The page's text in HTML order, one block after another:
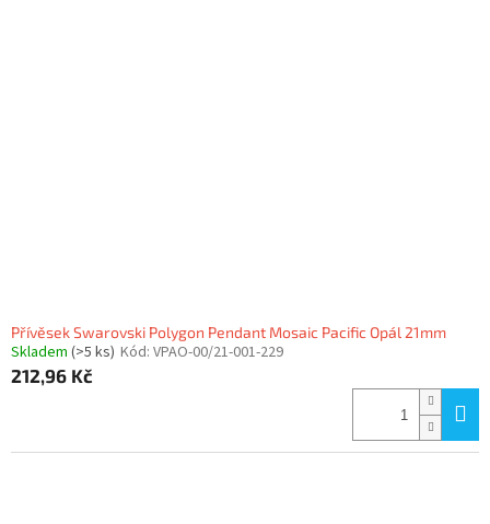
Přívěsek Swarovski Polygon Pendant Mosaic Pacific Opál 21mm
Skladem (>5 ks) Kód: VPAO-00/21-001-229
212,96 Kč